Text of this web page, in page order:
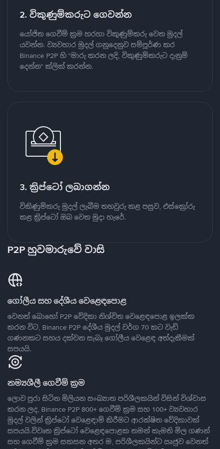
2. විකුණුම්කරුට ගෙවන්න
යෝජිත ගෙවීම් ක්‍රම හරහා විකුණුම්කරු වෙත මුදල්
යවන්න. ව්‍යවහාර මුදල් ගනුදෙනුව සම්පූර්ණ කර
Binance P2P හි "මාරු කරන ලදි, විකුණුම්කරුට දැනුම්
දෙන්න" ක්ලික් කරන්න.
3. ක්‍රිප්ටෝ ලබාගන්න
විකිණුම්කරු මුදල් ලැබීම තහවුරු කළ පසුව, එස්ක්‍රෝරු
කළ ක්‍රිප්ටෝ ඔබ වෙත මුදා හැරේ.
P2P හුවමාරුවේ වාසි
ගෝලීය සහ දේශීය වෙළෙඳපොළ
වෙනත් බොහෝ P2P වේදිකා නිශ්චිත වෙළෙඳපොළ ඉලක්ක
කරන විට, Binance P2P දේශීය මුදල් වර්ග 70 කට වැඩි
ගණනකට සහය දක්වන සැබෑ ගෝලීය වෙළෙඳ අත්දැකීමක්
සපයයි.
නම්‍යශීලී ගෙවීම් ක්‍රම
ලොව පුරා සිටින මිලියන සංඛ්‍යාත පරිශීලකයින් විසින් විශ්වාස
කරන ලද, Binance P2P 800+ ගෙවීම් ක්‍රම සහ 100+ ව්‍යවහාර
මුදල් වලින් ක්‍රිප්ටෝ වෙළෙඳාම් කිරීමට ආරක්ෂිත වේදිකාවක්
සපයයි.විවෘත ක්‍රිප්ටෝ වෙළෙඳපොළක තමන් කැමති මිල ගණන්
සහ ගෙවීම් ක්‍රම සකසන අතර ම, පරිශීලකයින්ට ඍජුව වෙනත්